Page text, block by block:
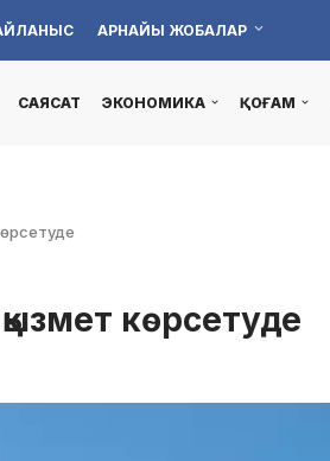
АРНАЙЫ ЖОБАЛАР
САЯСАТ ЭКОНОМИКА ҚОҒАМ
қызмет көрсетуде